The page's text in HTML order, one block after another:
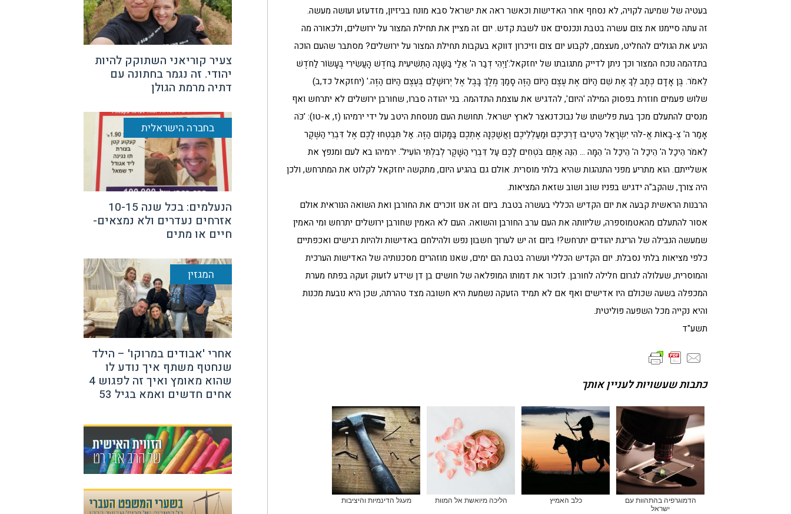
בעטיה של שמיעה לקויה, לא נסחף אחר האדישות וכאשר ראה את ישראל סבא מונח בביזיון, מזדעזע ועושה מעשה.
זה עתה סיימנו את צום עשרה בטבת ונכנסים אנו לשבת קדש. יום זה מציין את תחילת המצור על ירושלים, ולכאורה מה
הניע את הגולים להחליט, מעצמם, לקבוע יום צום וזיכרון דווקא בעקבות תחילת המצור על ירושלים? מסתבר שהעם הוכה
בתדהמה נוכח המצור וכך ניתן לדייק מתגובתו של יחזקאל:'וַיְהִי דְבַר ה' אֵלַי בַּשָּׁנָה הַתְּשִׁיעִית בַּחֹדֶשׁ הָעֲשִׂירִי בֶּעָשׂוֹר לַחֹדֶשׁ
לֵאמֹר. בֶּן אָדָם כְּתָב לְךָ אֶת שֵׁם הַיּוֹם אֶת עֶצֶם הַיּוֹם הַזֶּה סָמַךְ מֶלֶךְ בָּבֶל אֶל יְרוּשָׁלִַם בְּעֶצֶם הַיּוֹם הַזֶּה.' (יחזקאל כד,ב)
שלוש פעמים חוזרת בפסוק המילה 'היום', להדגיש את עוצמת התדהמה. בני יהודה סברו, שחורבן ירושלים לא יתרחש ואף
מנסים להתעלם מכך בעת פלישתו של נבוכדנאצר לארץ ישראל. תחושת העם מנוסחת היטב על ידי ירמיהו (ז, א-טו): 'כֹּה
אָמַר ה' צְ-בָאוֹת אֱ-לֹהי יִשְׂרָאֵל הֵיטִיבוּ דַרְכֵיכֶם וּמַעַלְלֵיכֶם וַאֲשַׁכְּנָה אֶתְכֶם בַּמָּקוֹם הַזֶּה. אַל תִּבְטְחוּ לָכֶם אֶל דִּבְרֵי הַשֶּׁקֶר
לֵאמֹר הֵיכַל ה' הֵיכַל ה' הֵיכַל ה' הֵמָּה … הִנֵּה אַתֶּם בֹּטְחִים לָכֶם עַל דִּבְרֵי הַשָּׁקֶר לְבִלְתִּי הוֹעִיל'. ירמיהו בא לעם ומנפץ את
אשלייתם. הוא מתריע מפני התנהגות שהיא בלתי מוסרית. אולם גם בהגיע היום, מתקשה יחזקאל לקלוט את המתרחש, ולכן
היה צורך, שהקב"ה ידגיש בפניו שוב ושוב שזאת המציאות.
הרבנות הראשית קבעה את יום הקדיש הכללי בעשרה בטבת. ביום זה אנו זוכרים את החורבן ואת השואה הנוראית אולם
אסור להתעלם מהאטמוספרה, שליוותה את העם ערב החורבן והשואה. העם לא האמין שחורבן ירושלים יתרחש ומי האמין
שמעשה הנבילה של הריגת יהודים יתרחש?! ביום זה יש לערוך חשבון נפש ולהילחם באדישות ולהיות רגישים ואכפתיים
כלפי מציאות בלתי נסבלת. יום הקדיש הכללי ועשרה בטבת הם ימים, שאנו מוזהרים מסכנותיה של האדישות הערכית
והמוסרית, שעלולה לגרום חלילה לחורבן. לזכור את דמותו המופלאה של חושים בן דן שידע לזעוק זעקה בפתח מערת
המכפלה בשעה שכולם היו אדישים ואף אם לא תמיד הזעקה נשמעת היא חשובה מצד טהרתה, שכן היא נובעת מכנות
והיא נקייה מכל השפעה פוליטית.
תשע"ד
כתבות שעשויות לעניין אותך
הדמוגרפיה בהתהוות עם
ישראל
כלב האמיץ הליכה מיואשת אל המוות מעגל הדינמיות והיציבות
צעיר קוריאני השתוקק להיות
יהודי. זה נגמר בחתונה עם
דתיה מרמת הגולן
בחברה הישראלית
הנעלמים: בכל שנה 10-15
אזרחים נעדרים ולא נמצאים-
חיים או מתים
המגזין
אחרי 'אבודים במרוקו' – הילד
שנחטף משתף איך נודע לו
שהוא מאומץ ואיך זה לפגוש 4
אחים חדשים ואמא בגיל 53